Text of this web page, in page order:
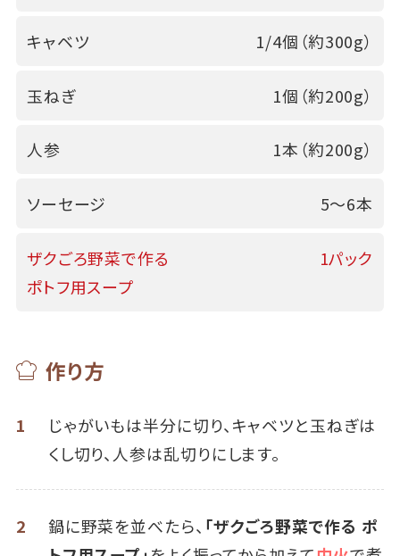
キャベツ 1/4個（約300g）
玉ねぎ 1個（約200g）
人参 1本（約200g）
ソーセージ 5～6本
ザクごろ野菜で作る
ポトフ用スープ
1パック
作り方
1
じゃがいもは半分に切り、キャベツと玉ねぎは
くし切り、人参は乱切りにします。
2 鍋に野菜を並べたら、 「ザクごろ野菜で作る ポ